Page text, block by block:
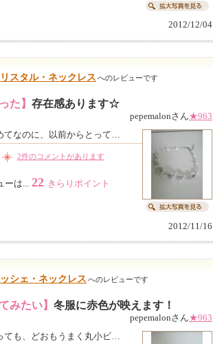
2012/12/04
スタル・ネックレス へのレビューです
た】 存在感あります☆
pepemalonさん★963
てなのに、以前からとって…
2件のコメントがあります
ーは... 22 きらりポイント
2012/11/16
シェ・ネックレス へのレビューです
みたい】 冬服に赤色が映えます！
pepemalonさん★963
ても、どおもうまく丸小ビ…